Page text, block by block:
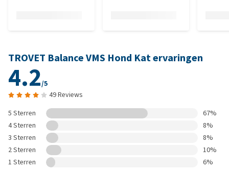
TROVET Balance VMS Hond Kat ervaringen
4.2/5
49 Reviews
5 Sterren
67%
4 Sterren
8%
3 Sterren
8%
2 Sterren
10%
1 Sterren
6%